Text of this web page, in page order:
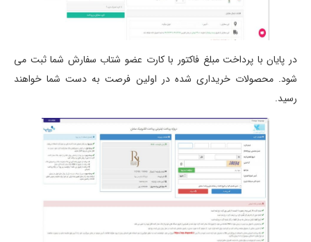
در پایان با پرداخت مبلغ فاکتور با کارت عضو شتاب سفارش شما ثبت می
شود. محصولات خریداری شده در اولین فرصت به دست شما خواهند
رسید.